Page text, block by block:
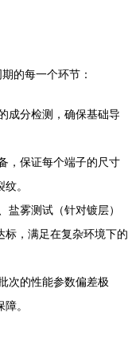
的每一个环节：
成分检测，确保基础导
，保证每个端子的尺寸
。
盐雾测试（针对镀层）
标，满足在复杂环境下的
次的性能参数偏差极
。